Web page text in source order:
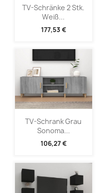
TV-Schränke 2 Stk.
Weiß...
177,53 €
TV-Schrank Grau
Sonoma...
106,27 €